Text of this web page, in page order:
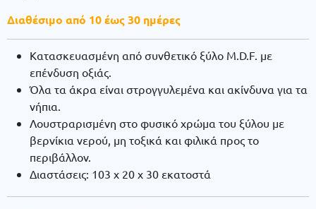
Διαθέσιμο από 10 έως 30 ημέρες
Κατασκευασμένη από συνθετικό ξύλο M.D.F. με
επένδυση οξιάς.
Όλα τα άκρα είναι στρογγυλεμένα και ακίνδυνα για τα
νήπια.
Λουστραρισμένη στο φυσικό χρώμα του ξύλου με
βερνίκια νερού, μη τοξικά και φιλικά προς το
περιβάλλον.
Διαστάσεις: 103 x 20 x 30 εκατοστά